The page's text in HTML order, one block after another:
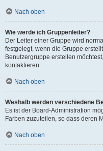
Nach oben
Wie werde ich Gruppenleiter?
Der Leiter einer Gruppe wird
festgelegt, wenn die Gruppe
Benutzergruppe erstellen
kontaktieren.
Nach oben
Weshalb werden verschiedene
Es ist der Board-Administration
Farben zuzuteilen, so dass deren
Nach oben